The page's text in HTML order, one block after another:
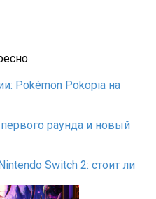
Pokémon Pokopia на
раунда и новый
Switch 2: стоит ли